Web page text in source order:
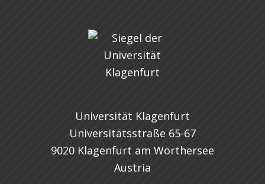
Universität Klagenfurt
Universitätsstraße 65-67
9020 Klagenfurt am Wörthersee
Austria